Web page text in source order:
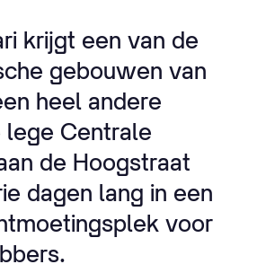
krijgt een van de
gebouwen van
heel andere
lege Centrale
de Hoogstraat
dagen lang in een
voor